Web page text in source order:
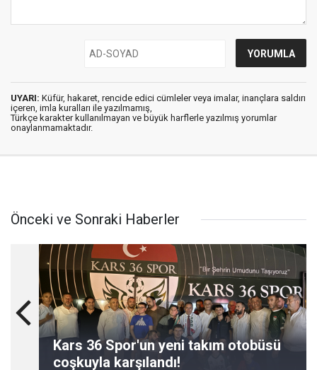
UYARI: Küfür, hakaret, rencide edici cümleler veya imalar, inançlara saldırı
içeren, imla kuralları ile yazılmamış,
Türkçe karakter kullanılmayan ve büyük harflerle yazılmış yorumlar
onaylanmamaktadır.
Önceki ve Sonraki Haberler
Kars 36 Spor'un yeni takım otobüsü
coşkuyla karşılandı!